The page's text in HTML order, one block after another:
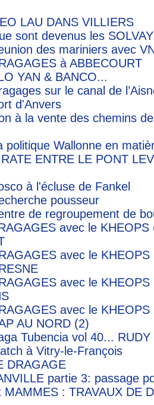
LAU DANS VILLIERS
sont devenus les
des mariniers avec
à ABBECOURT
YAN & BANCO...
sur le canal de
d'Anvers
à la vente des chemins
politique Wallonne en
ENTRE LE PONT
à l'écluse de Fankel
pousseur
de regroupement de
avec le
avec le
avec le
avec le
AU NORD (2)
Tubencia vol 40...
à Vitry-le-François
DRAGAGE
partie 3: passage
MAMMES : TRAVAUX DE